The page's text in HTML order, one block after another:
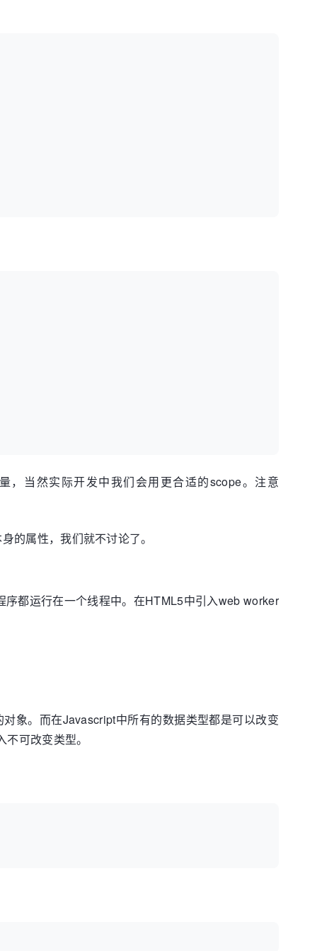
，当然实际开发中我们会用更合适的scope。注意
的属性，我们就不讨论了。
都运行在一个线程中。在HTML5中引入web worker
象。而在Javascript中所有的数据类型都是可以改变
可改变类型。